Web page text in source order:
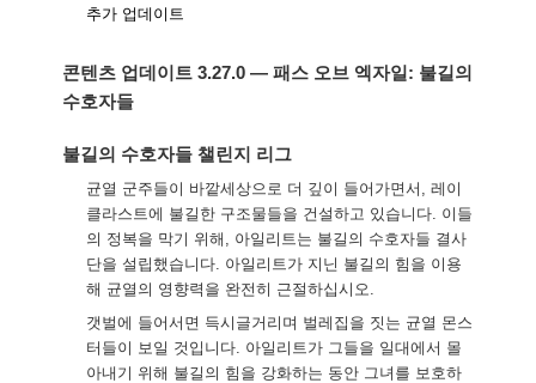
추가 업데이트
콘텐츠 업데이트 3.27.0 — 패스 오브 엑자일: 불길의
수호자들
불길의 수호자들 챌린지 리그
균열 군주들이 바깥세상으로 더 깊이 들어가면서, 레이
클라스트에 불길한 구조물들을 건설하고 있습니다. 이들
의 정복을 막기 위해, 아일리트는 불길의 수호자들 결사
단을 설립했습니다. 아일리트가 지닌 불길의 힘을 이용
해 균열의 영향력을 완전히 근절하십시오.
갯벌에 들어서면 득시글거리며 벌레집을 짓는 균열 몬스
터들이 보일 것입니다. 아일리트가 그들을 일대에서 몰
아내기 위해 불길의 힘을 강화하는 동안 그녀를 보호하